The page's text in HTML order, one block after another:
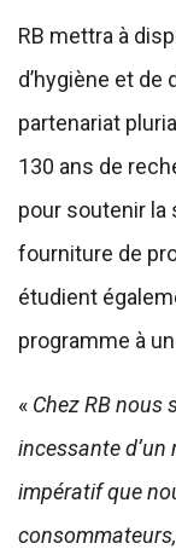
RB mettra à
d’hygiène et
partenariat
130 ans de
pour soutenir la
fourniture de
étudient
programme à
« Chez RB nous
incessante
impératif que